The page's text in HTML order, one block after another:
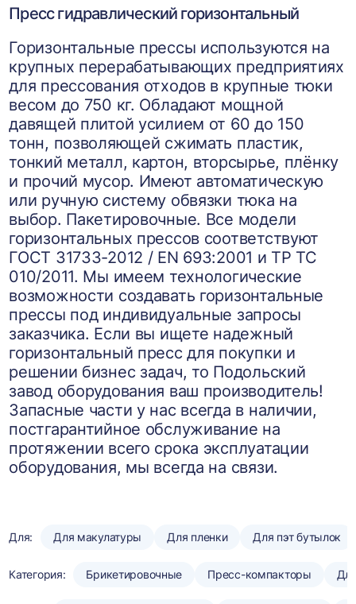
Пресс гидравлический горизонтальный
Горизонтальные прессы используются на
крупных перерабатывающих предприятиях
для прессования отходов в крупные тюки
весом до 750 кг. Обладают мощной
давящей плитой усилием от 60 до 150
тонн, позволяющей сжимать пластик,
тонкий металл, картон, вторсырье, плёнку
и прочий мусор. Имеют автоматическую
или ручную систему обвязки тюка на
выбор. Пакетировочные. Все модели
горизонтальных прессов соответствуют
ГОСТ 31733-2012 / EN 693:2001 и ТР ТС
010/2011. Мы имеем технологические
возможности создавать горизонтальные
прессы под индивидуальные запросы
заказчика. Если вы ищете надежный
горизонтальный пресс для покупки и
решении бизнес задач, то Подольский
завод оборудования ваш производитель!
Запасные части у нас всегда в наличии,
постгарантийное обслуживание на
протяжении всего срока эксплуатации
оборудования, мы всегда на связи.
Для: Для макулатуры Для пленки Для пэт бутылок
Категория: Брикетировочные Пресс-компакторы